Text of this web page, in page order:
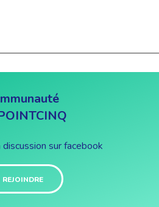
sur facebook
REJOINDRE